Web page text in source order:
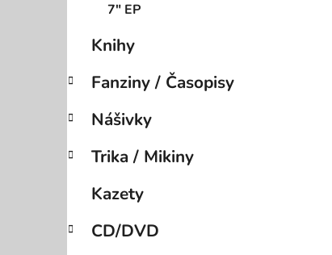
p
a
n
e
7" EP
Knihy
Fanziny / Časopisy
Nášivky
Trika / Mikiny
Kazety
CD/DVD